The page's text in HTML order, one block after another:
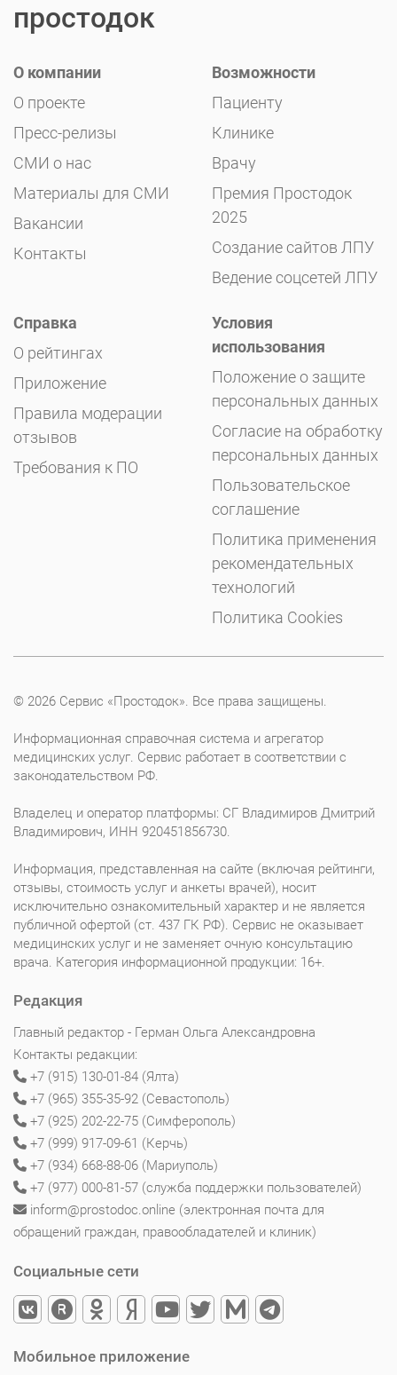
простодок
О компании
О проекте
Пресс-релизы
СМИ о нас
Материалы для СМИ
Вакансии
Контакты
Возможности
Пациенту
Клинике
Врачу
Премия Простодок
2025
Создание сайтов ЛПУ
Ведение соцсетей ЛПУ
Справка
О рейтингах
Приложение
Правила модерации
отзывов
Требования к ПО
Условия
использования
Положение о защите
персональных данных
Согласие на обработку
персональных данных
Пользовательское
соглашение
Политика применения
рекомендательных
технологий
Политика Cookies
© 2026 Сервис «Простодок». Все права защищены.
Информационная справочная система и агрегатор
медицинских услуг. Сервис работает в соответствии с
законодательством РФ.
Владелец и оператор платформы: СГ Владимиров Дмитрий
Владимирович, ИНН 920451856730.
Информация, представленная на сайте (включая рейтинги,
отзывы, стоимость услуг и анкеты врачей), носит
исключительно ознакомительный характер и не является
публичной офертой (ст. 437 ГК РФ). Сервис не оказывает
медицинских услуг и не заменяет очную консультацию
врача. Категория информационной продукции: 16+.
Редакция
Главный редактор - Герман Ольга Александровна
Контакты редакции:
+7 (915) 130-01-84 (Ялта)
+7 (965) 355-35-92 (Севастополь)
+7 (925) 202-22-75 (Симферополь)
+7 (999) 917-09-61 (Керчь)
+7 (934) 668-88-06 (Мариуполь)
+7 (977) 000-81-57 (служба поддержки пользователей)
inform@prostodoc.online (электронная почта для
обращений граждан, правообладателей и клиник)
Социальные сети
Мобильное приложение